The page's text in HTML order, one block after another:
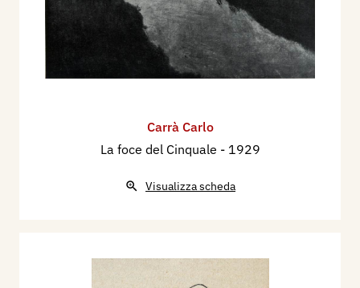
Carrà Carlo
La foce del Cinquale - 1929
Visualizza scheda